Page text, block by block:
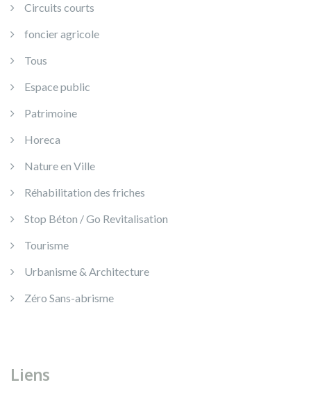
Circuits courts
foncier agricole
Tous
Espace public
Patrimoine
Horeca
Nature en Ville
Réhabilitation des friches
Stop Béton / Go Revitalisation
Tourisme
Urbanisme & Architecture
Zéro Sans-abrisme
Liens